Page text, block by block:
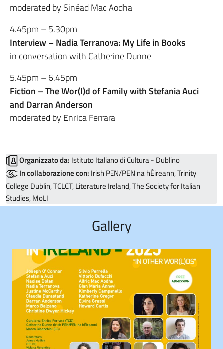
moderated by Sinéad Mac Aodha
4.45pm – 5.30pm
Interview – Nadia Terranova: My Life in Books
in conversation with Catherine Dunne
5.45pm – 6.45pm
Fiction – The Wor(l)d of Family with Stefania Auci
and Darran Anderson
moderated by Enrica Ferrara
Organizzato da: Istituto Italiano di Cultura - Dublino
In collaborazione con: Irish PEN/PEN na hÉireann, Trinity
College Dublin, TCLCT, Literature Ireland, The Society for Italian
Studies, MoLI
Gallery